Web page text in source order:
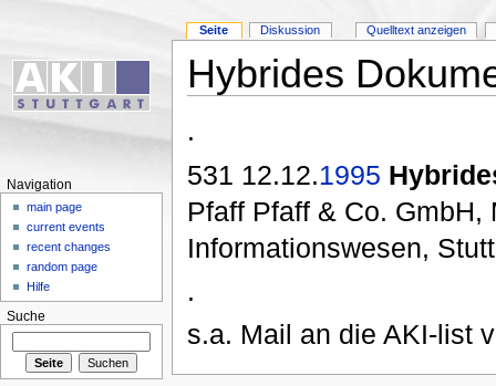
Hybrides
.
531 12.12.1995
Pfaff Pfaff & Co.
Informationswesen,
.
s.a. Mail an die AKI-list
Seite Diskussion Quelltext anzeigen
Navigation
main page
current events
recent changes
random page
Hilfe
Suche